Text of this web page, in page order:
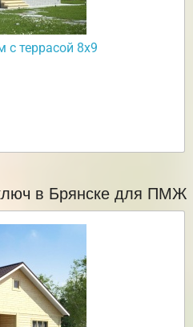
террасой 8х9
в Брянске для ПМЖ